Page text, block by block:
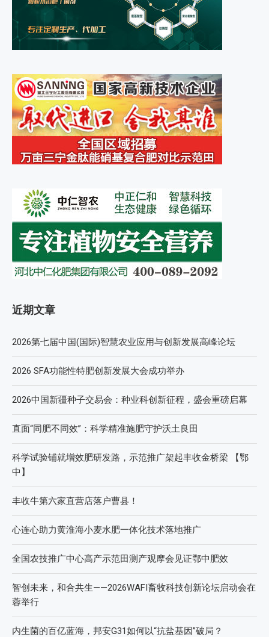
近期文章
2026第七届中国(国际)智慧农业应用与创新发展高峰论坛
2026 SFA功能性特肥创新发展大会成功举办
2026中国新疆种子交易会：种业科创新征程，盛会重磅启幕
直面“同肥不同效”：科学精准施肥守护沃土良田
科学试验铺就增效肥研发路，示范推广架起丰收金桥梁 【鄂
中】
丰收牛第六家直营店落户曹县！
心连心助力黄淮海小麦水肥一体化技术落地推广
全国农技推广中心高产示范田测产观摩会见证鄂中肥效
智创未来，和合共生——2026WAFI畜牧科技创新论坛启动会在
蓉举行
内生菌的百亿蓝海，邦安G31如何以“抗盐基因”破局？